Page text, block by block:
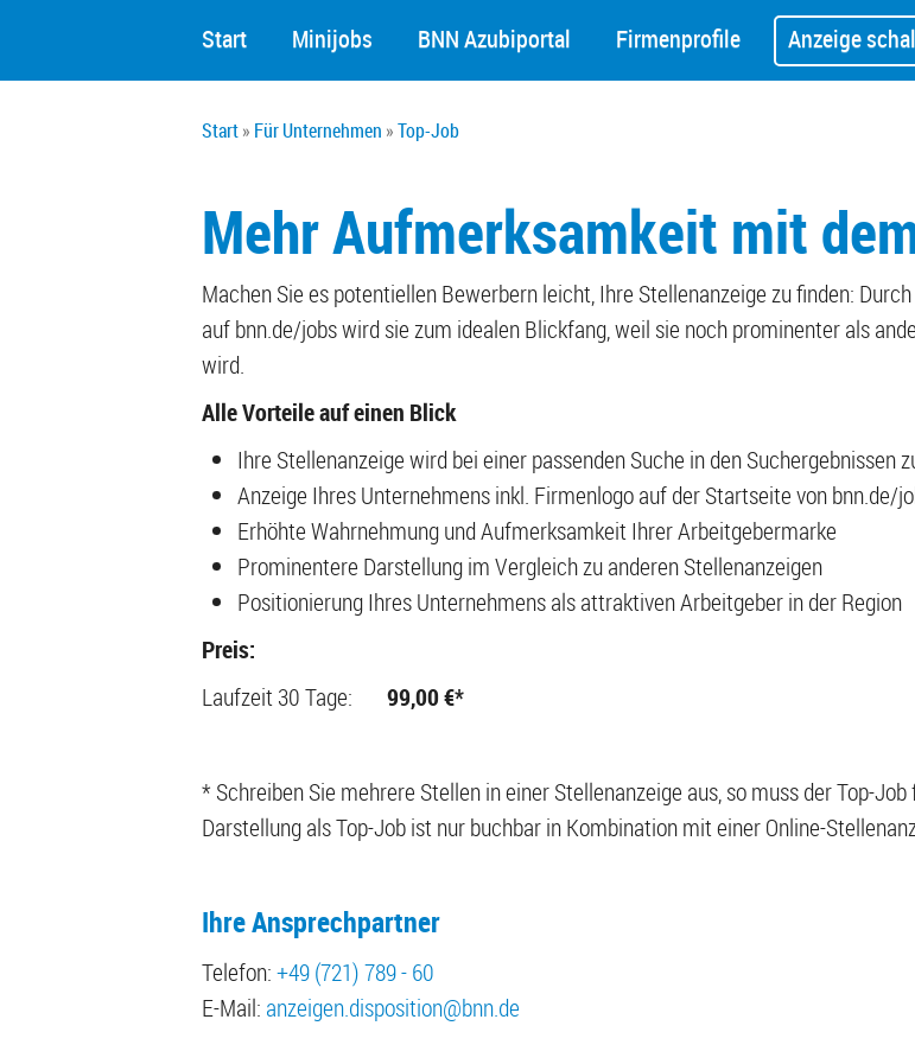
Start Minijobs BNN Azubiportal Firmenprofile Anzeige
Start Für Unternehmen Top-Job
Mehr Aufmerksamkeit mit
Machen Sie es potentiellen Bewerbern leicht, Ihre Stellenanzeige zu finden:
auf bnn.de/jobs wird sie zum idealen Blickfang, weil sie noch prominenter als
wird.
Alle Vorteile auf einen Blick
Ihre Stellenanzeige wird bei einer passenden Suche in den Suchergebnissen
Anzeige Ihres Unternehmens inkl. Firmenlogo auf der Startseite von bnn.de/
Erhöhte Wahrnehmung und Aufmerksamkeit Ihrer Arbeitgebermarke
Prominentere Darstellung im Vergleich zu anderen Stellenanzeigen
Positionierung Ihres Unternehmens als attraktiven Arbeitgeber in der Region
Preis:
Laufzeit 30 Tage:
99,00 €*
* Schreiben Sie mehrere Stellen in einer Stellenanzeige aus, so muss der Top-
Darstellung als Top-Job ist nur buchbar in Kombination mit einer Online-
Ihre Ansprechpartner
Telefon:+49 (721) 789 - 60
E-Mail: anzeigen.disposition@bnn.de